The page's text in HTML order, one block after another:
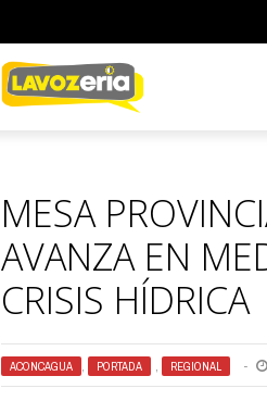
MESA
AVANZA EN
CRISIS HÍDRICA
ACONCAGUA , PORTADA , REGIONAL